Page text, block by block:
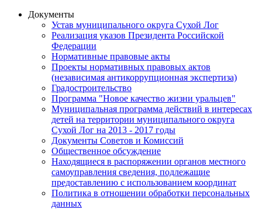
Документы
Устав муниципального округа Сухой Лог
Реализация указов Президента Российской
Федерации
Нормативные правовые акты
Проекты нормативных правовых актов
(независимая антикоррупционная экспертиза)
Градостроительство
Программа "Новое качество жизни уральцев"
Муниципальная программа действий в интересах
детей на территории муниципального округа
Сухой Лог на 2013 - 2017 годы
Документы Советов и Комиссий
Общественное обсуждение
Находящиеся в распоряжении органов местного
самоуправления сведения, подлежащие
предоставлению с использованием координат
Политика в отношении обработки персональных
данных